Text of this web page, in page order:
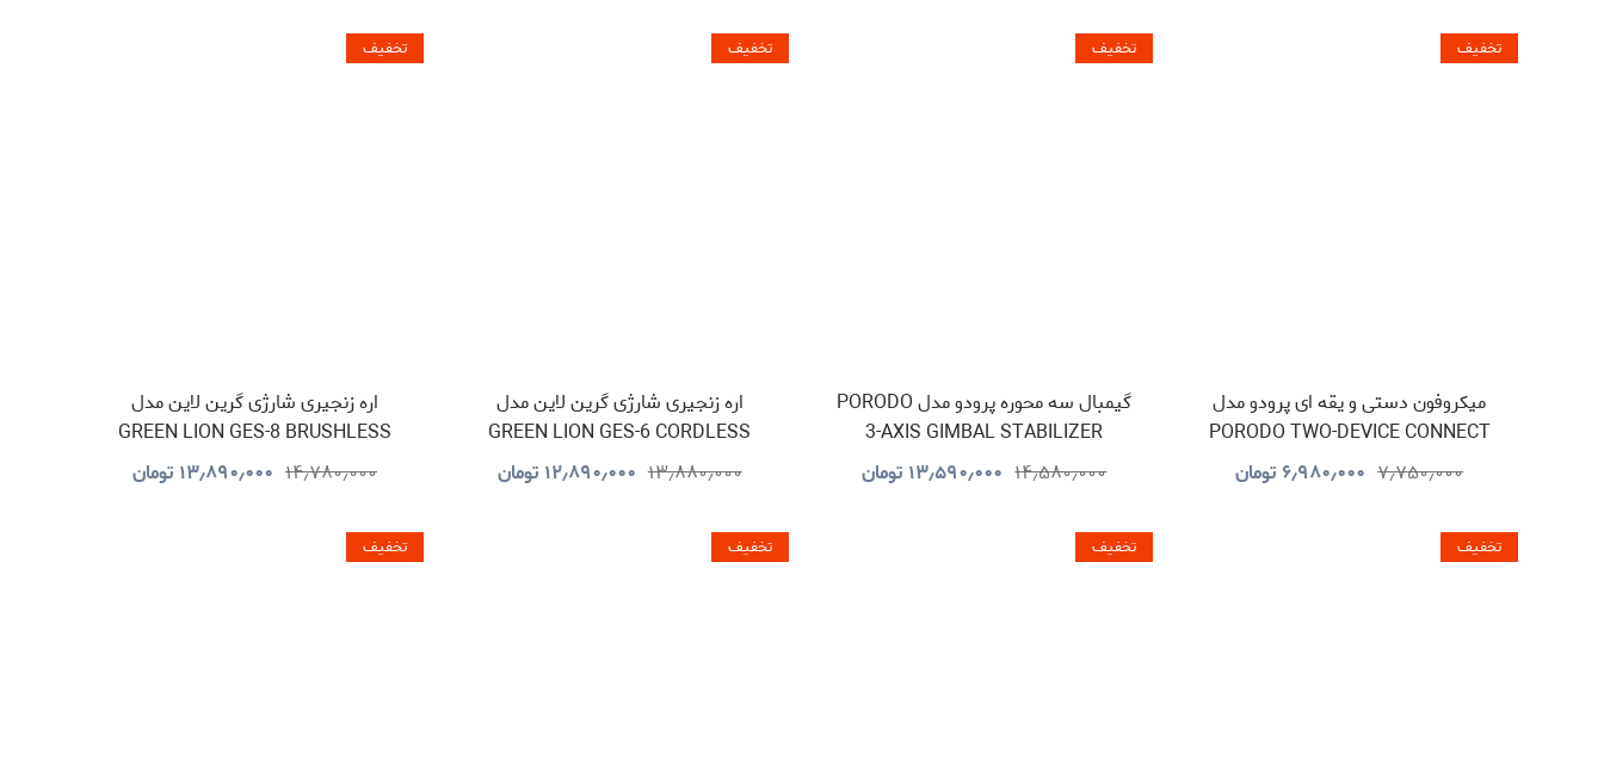
تخفیف
میکروفون دستی و یقه ای پرودو مدل
PORODO TWO-DEVICE CONNECT
HANDHELD LAVALIER
MICROPHONE PDLFST133BK
۷٫۷۵۰٫۰۰۰ ۶٫۹۸۰٫۰۰۰ تومان
تخفیف
گیمبال سه محوره پرودو مدل PORODO
3-AXIS GIMBAL STABILIZER
PDLFST127BK۱۴٫۵۸۰٫۰۰۰ ۱۳٫۵۹۰٫۰۰۰ تومان
تخفیف
اره زنجیری شارژی گرین لاین مدل
GREEN LION GES-6 CORDLESS
ELECTRIC CHAINSAW۱۳٫۸۸۰٫۰۰۰ ۱۲٫۸۹۰٫۰۰۰ تومان
تخفیف
اره زنجیری شارژی گرین لاین مدل
GREEN LION GES-8 BRUSHLESS
CORDLESS CHAINSAW
۱۴٫۷۸۰٫۰۰۰ ۱۳٫۸۹۰٫۰۰۰ تومان
تخفیف تخفیف تخفیف تخفیف